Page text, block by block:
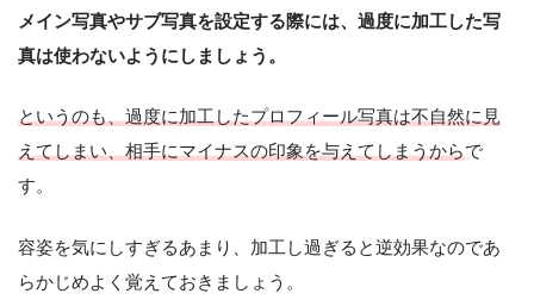
メイン写真やサブ写真を設定する際には、過度に加工した写
真は使わないようにしましょう。
というのも、過度に加工したプロフィール写真は不自然に見
えてしまい、相手にマイナスの印象を与えてしまうからで
す。
容姿を気にしすぎるあまり、加工し過ぎると逆効果なのであ
らかじめよく覚えておきましょう。